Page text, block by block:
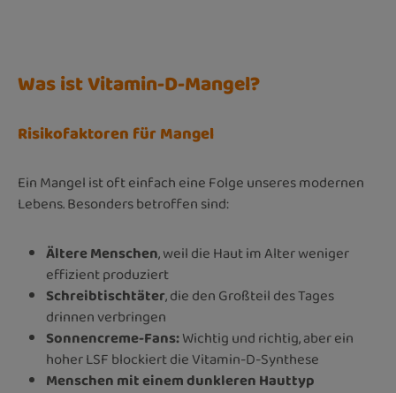
Was ist Vitamin-D-Mangel?
Risikofaktoren für Mangel
Ein Mangel ist oft einfach eine Folge unseres modernen
Lebens. Besonders betroffen sind:
Ältere Menschen, weil die Haut im Alter weniger
effizient produziert
Schreibtischtäter, die den Großteil des Tages
drinnen verbringen
Sonnencreme-Fans:Wichtig und richtig, aber ein
hoher LSF blockiert die Vitamin-D-Synthese
Menschen mit einem dunkleren Hauttyp